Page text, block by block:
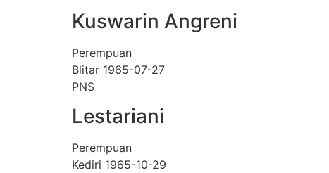
Kuswarin Angreni
Perempuan
Blitar 1965-07-27
PNS
Lestariani
Perempuan
Kediri 1965-10-29